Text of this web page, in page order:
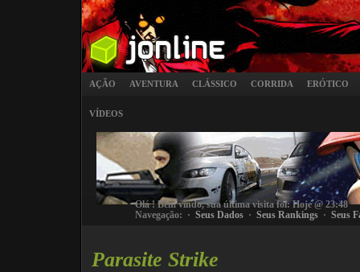
AÇÃO AVENTURA CLÁSSICO CORRIDA ERÓTICO
VÍDEOS
Olá! Bem vindo, sua última visita foi: Hoje @ 23:48
Navegação: · Seus Dados · Seus Rankings · Seus
Parasite Strike